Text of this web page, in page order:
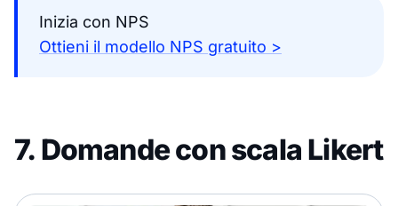
Inizia con NPS
Ottieni il modello NPS gratuito >
7. Domande con scala Likert